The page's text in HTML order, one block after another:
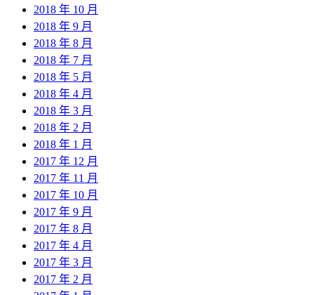
2018 年 10 月
2018 年 9 月
2018 年 8 月
2018 年 7 月
2018 年 5 月
2018 年 4 月
2018 年 3 月
2018 年 2 月
2018 年 1 月
2017 年 12 月
2017 年 11 月
2017 年 10 月
2017 年 9 月
2017 年 8 月
2017 年 4 月
2017 年 3 月
2017 年 2 月